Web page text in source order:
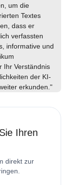
um die
Textes
dass er
verfassten
informative und
Ihr Verständnis
der KI-
erkunden."
Ihren
direkt zur